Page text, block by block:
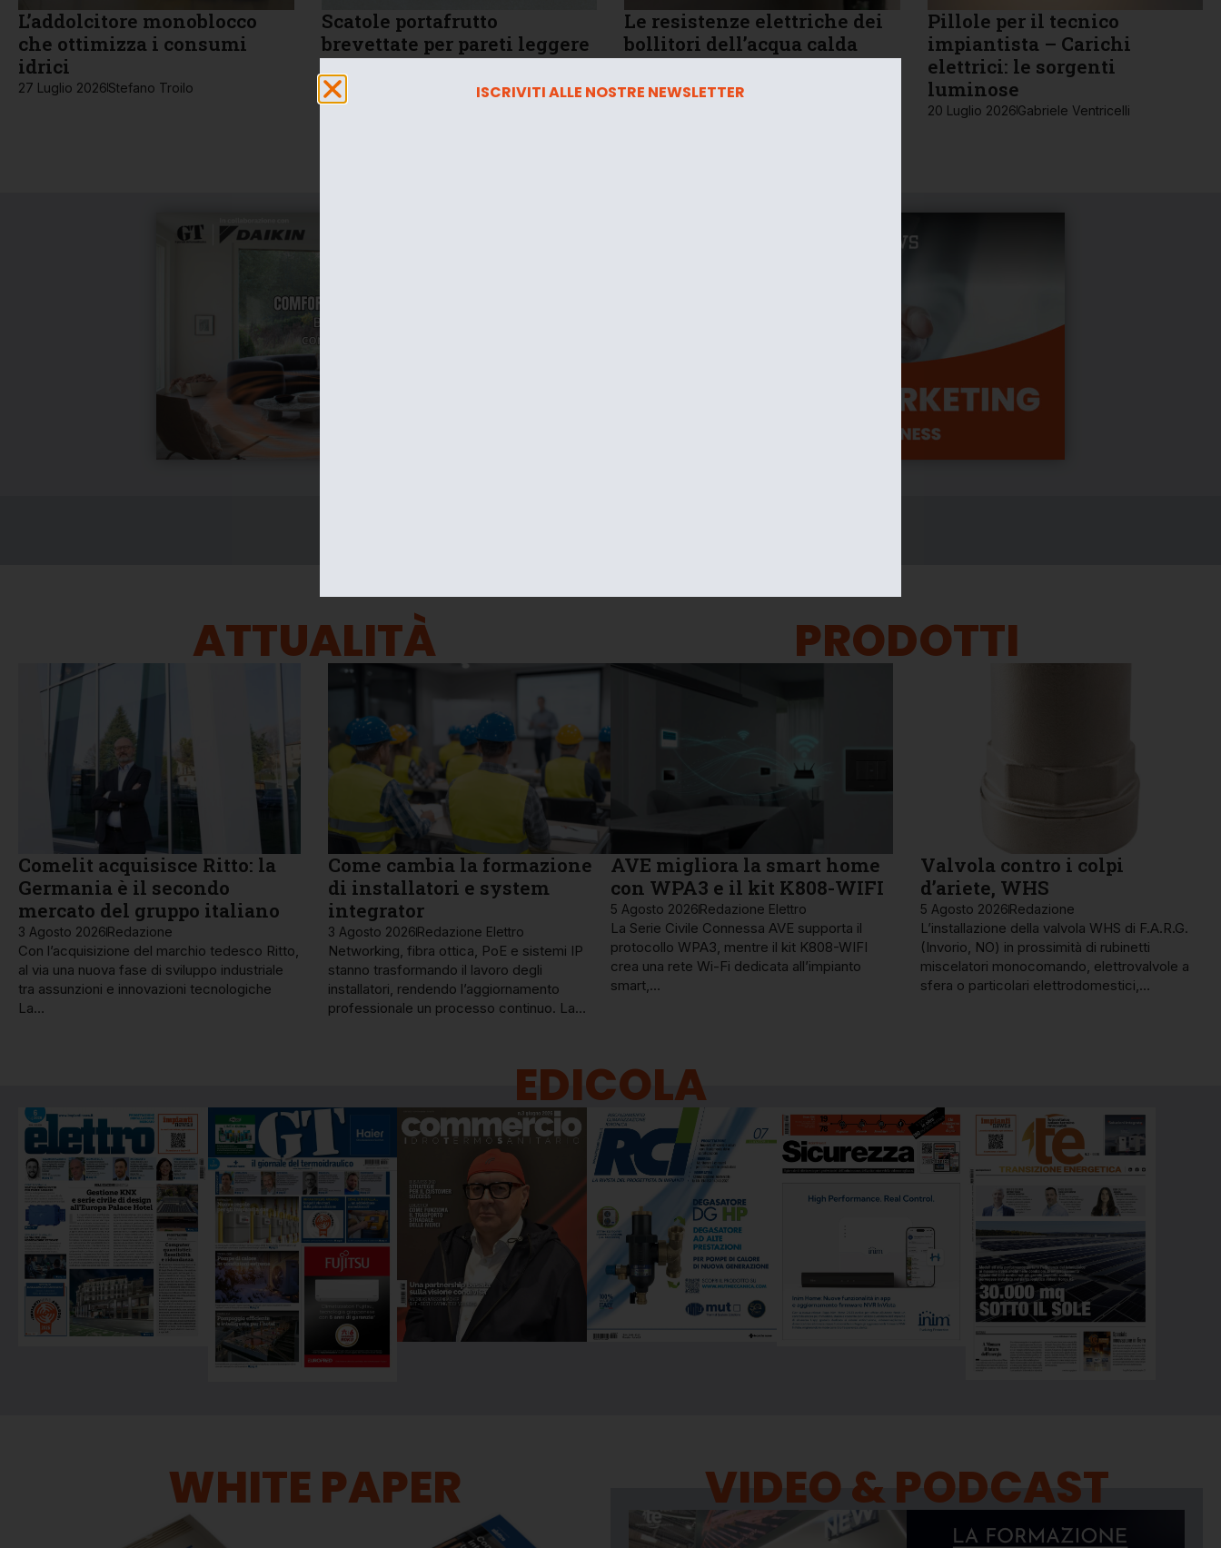
L’addolcitore monoblocco
che ottimizza i consumi
idrici
27 Luglio 2026Stefano Troilo
Scatole portafrutto
brevettate per pareti leggere
Le resistenze elettriche dei
bollitori dell’acqua calda
sono soggette a
manutenzione?
Pillole per il tecnico
impiantista – Carichi
elettrici: le sorgenti
luminose
20 Luglio 2026Gabriele Ventricelli
ATTUALITÀ
Comelit acquisisce Ritto: la
Germania è il secondo
mercato del gruppo italiano
3 Agosto 2026Redazione
Con l’acquisizione del marchio tedesco Ritto,
al via una nuova fase di sviluppo industriale
tra assunzioni e innovazioni tecnologiche
La…
Come cambia la formazione
di installatori e system
integrator
3 Agosto 2026Redazione Elettro
Networking, fibra ottica, PoE e sistemi IP
stanno trasformando il lavoro degli
installatori, rendendo l’aggiornamento
professionale un processo continuo. La…
PRODOTTI
AVE migliora la smart home
con WPA3 e il kit K808-WIFI
5 Agosto 2026Redazione Elettro
La Serie Civile Connessa AVE supporta il
protocollo WPA3, mentre il kit K808-WIFI
crea una rete Wi-Fi dedicata all’impianto
smart,…
Valvola contro i colpi
d’ariete, WHS
5 Agosto 2026Redazione
L’installazione della valvola WHS di F.A.R.G.
(Invorio, NO) in prossimità di rubinetti
miscelatori monocomando, elettrovalvole a
sfera o particolari elettrodomestici,…
EDICOLA
WHITE PAPER VIDEO & PODCAST
ISCRIVITI ALLE NOSTRE NEWSLETTER